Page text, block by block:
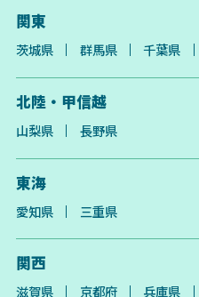
関東
茨城県 群馬県 千葉県
北陸・甲信越
山梨県 長野県
東海
愛知県 三重県
関西
滋賀県 京都府 兵庫県